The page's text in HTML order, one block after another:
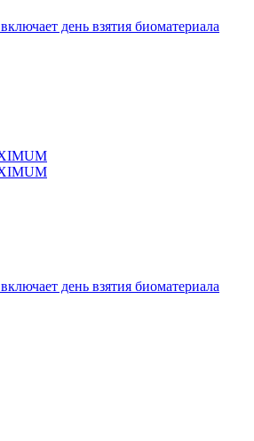
день взятия биоматериала
день взятия биоматериала